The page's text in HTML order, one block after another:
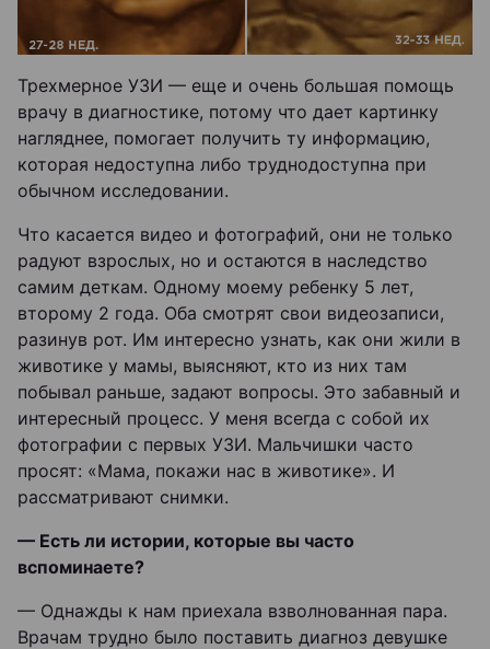
Трехмерное УЗИ — еще и очень большая помощь
врачу в диагностике, потому что дает картинку
нагляднее, помогает получить ту информацию,
которая недоступна либо труднодоступна при
обычном исследовании.
Что касается видео и фотографий, они не только
радуют взрослых, но и остаются в наследство
самим деткам. Одному моему ребенку 5 лет,
второму 2 года. Оба смотрят свои видеозаписи,
разинув рот. Им интересно узнать, как они жили в
животике у мамы, выясняют, кто из них там
побывал раньше, задают вопросы. Это забавный и
интересный процесс. У меня всегда с собой их
фотографии с первых УЗИ. Мальчишки часто
просят: «Мама, покажи нас в животике». И
рассматривают снимки.
— Есть ли истории, которые вы часто
вспоминаете?
— Однажды к нам приехала взволнованная пара.
Врачам трудно было поставить диагноз девушке